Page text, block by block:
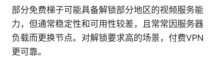
部分免费梯子可能具备解锁部分地区的视频服务能
力，但通常稳定性和可用性较差，且常常因服务器
负载而更换节点。对解锁要求高的场景，付费VPN
更可靠。